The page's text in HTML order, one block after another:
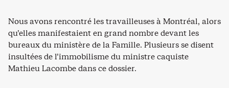
Nous avons rencontré les travailleuses à Montréal, alors
qu’elles manifestaient en grand nombre devant les
bureaux du ministère de la Famille. Plusieurs se disent
insultées de l’immobilisme du ministre caquiste
Mathieu Lacombe dans ce dossier.